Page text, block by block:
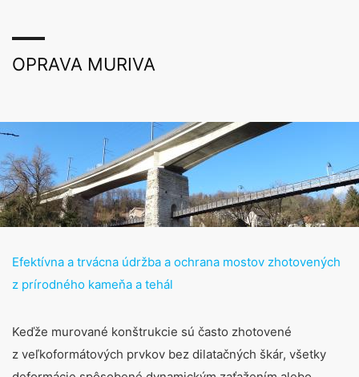
OPRAVA MURIVA
Efektívna a trvácna údržba a ochrana mostov zhotovených
z prírodného kameňa a tehál
Keďže murované konštrukcie sú často zhotovené
z veľkoformátových prvkov bez dilatačných škár, všetky